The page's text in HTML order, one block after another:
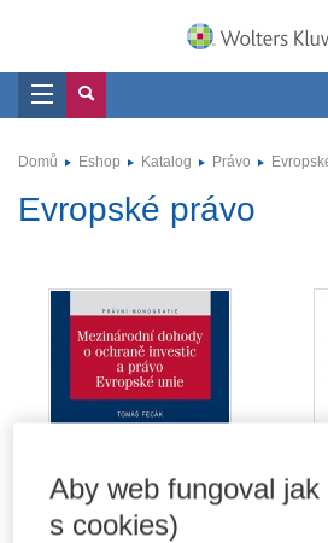
Domů Eshop Katalog Právo
Evropské právo
Aby web fungoval
s cookies)